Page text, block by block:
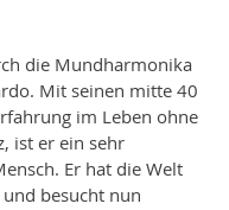
die Mundharmonika
Mit seinen mitte 40
im Leben ohne
ist er ein sehr
Er hat die Welt
besucht nun